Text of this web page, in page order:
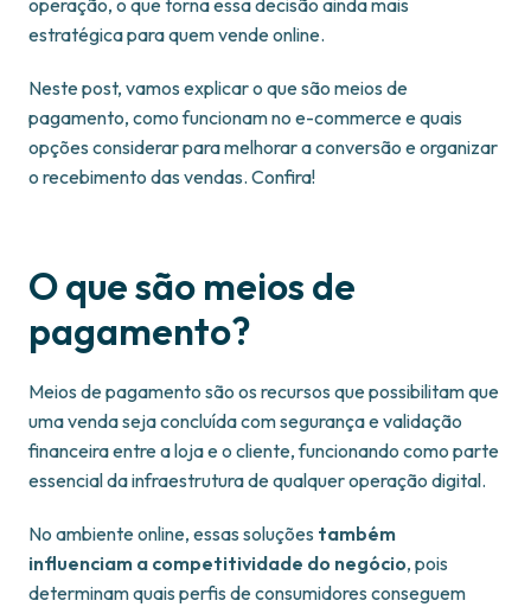
operação, o que torna essa decisão ainda mais
estratégica para quem vende online.
Neste post, vamos explicar o que são meios de
pagamento, como funcionam no e-commerce e quais
opções considerar para melhorar a conversão e organizar
o recebimento das vendas. Confira!
O que são meios de
pagamento?
Meios de pagamento são os recursos que possibilitam que
uma venda seja concluída com segurança e validação
financeira entre a loja e o cliente, funcionando como parte
essencial da infraestrutura de qualquer operação digital.
No ambiente online, essas soluções também
influenciam a competitividade do negócio, pois
determinam quais perfis de consumidores conseguem